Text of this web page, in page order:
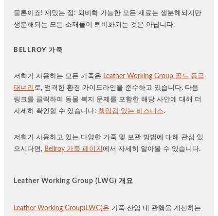
물론이죠! 재밌는 점: 퇴비화 가능한 모든 재료는 생분해되지만
생분해되는 모든 소재들이 퇴비화되는 것은 아닙니다.
BELLROY 가죽
저희가 사용하는 모든 가죽은 Leather Working Group 골드 등급
태너리 로, 엄격한 환경 가이드라인을 준수하고 있습니다. 다음
링크를 클릭하여 동물 복지 문제를 포함한 해당 사안에 대해 더
자세히 확인할 수 있습니다: 책임감 있는 비즈니스.
저희가 사용하고 있는 다양한 가죽 및 보관 방법에 대해 관심 있
으시다면, Bellroy 가죽 페이지 에서 자세히 알아볼 수 있습니다.
Leather Working Group (LWG) 개요
Leather Working Group(LWG)은 가죽 산업 내 관행을 개선하는